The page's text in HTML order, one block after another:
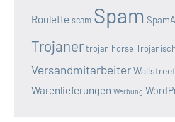
Roulette scam Spam
Trojanertrojan horse
Versandmitarbeiter
Warenlieferungen Werbung